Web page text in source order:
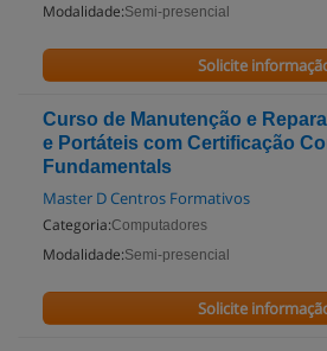
Modalidade:Semi-presencial
Solicite
Curso de Manutenção e
e Portáteis com Certificação
Fundamentals
Master D Centros Formativos
Categoria:Computadores
Modalidade:Semi-presencial
Solicite